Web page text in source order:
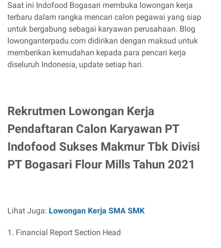
Saat ini Indofood Bogasari membuka lowongan kerja
terbaru dalam rangka mencari calon pegawai yang siap
untuk bergabung sebagai karyawan perusahaan. Blog
lowonganterpadu.com didirikan dengan maksud untuk
memberikan kemudahan kepada para pencari kerja
diseluruh Indonesia, update setiap hari.
Rekrutmen Lowongan Kerja
Pendaftaran Calon Karyawan PT
Indofood Sukses Makmur Tbk Divisi
PT Bogasari Flour Mills Tahun 2021
Lihat Juga: Lowongan Kerja SMA SMK
1. Financial Report Section Head